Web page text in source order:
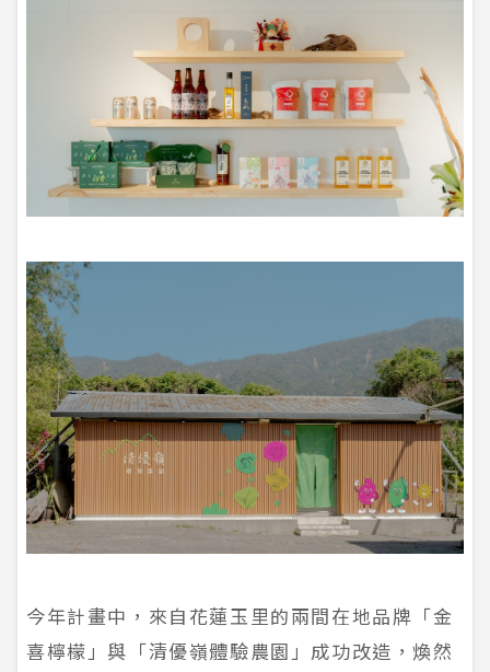
今年計畫中，來自花蓮玉里的兩間在地品牌「金
喜檸檬」與「清優嶺體驗農園」成功改造，煥然